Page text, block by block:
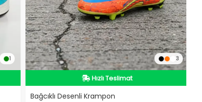
1 3
İndirimli Ürün
Hızlı Teslimat
Bağcıklı Desenli Krampon